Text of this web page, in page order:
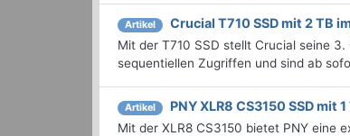
Artikel Crucial T710 SSD mit 2 TB
Mit der T710 SSD stellt Crucial seine
sequentiellen Zugriffen und sind ab
Artikel PNY XLR8 CS3150 SSD mit
Mit der XLR8 CS3150 bietet PNY eine